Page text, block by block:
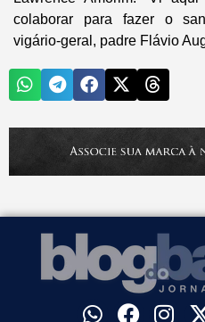
colaborar para fazer o
vigário-geral, padre Flávio